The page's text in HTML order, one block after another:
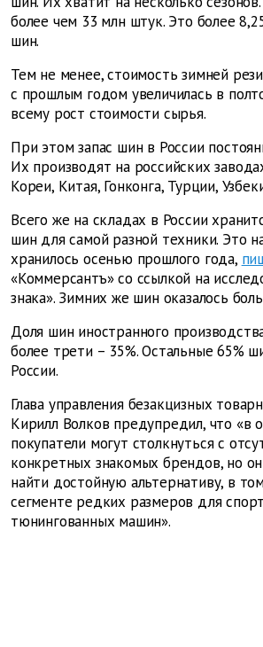
более чем 33 млн штук. Это более
шин.
Тем не менее, стоимость зимней
с прошлым годом увеличилась в
всему рост стоимости сырья.
При этом запас шин в России
Их производят на российских
Кореи, Китая, Гонконга, Турции,
Всего же на складах в России
шин для самой разной техники. Это
хранилось осенью прошлого года,
«Коммерсантъ» со ссылкой на
знака». Зимних же шин оказалось
Доля шин иностранного
более трети – 35%. Остальные 65%
России.
Глава управления безакцизных
Кирилл Волков предупредил, что «в
покупатели могут столкнуться с
конкретных знакомых брендов, но
найти достойную альтернативу, в
сегменте редких размеров для
тюнингованных машин».